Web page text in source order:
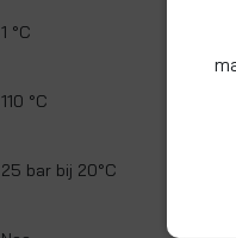
1 °C
110 °C
25 bar bij 20°C